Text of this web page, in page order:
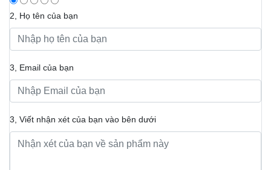
2, Họ tên của bạn
3, Email của bạn
3, Viết nhận xét của bạn vào bên dưới